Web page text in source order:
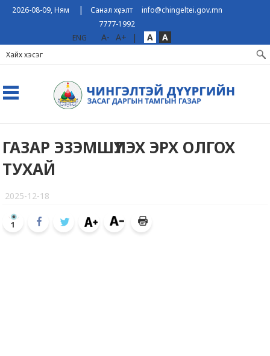
2026-08-09, Ням | Санал хүсэлт
info@chingeltei.gov.mn
7777-1992
ENG
A- A+ | A A
ГАЗАР ЭЗЭМШҮҮЛЭХ ЭРХ ОЛГОХ
ТУХАЙ
2025-12-18
1